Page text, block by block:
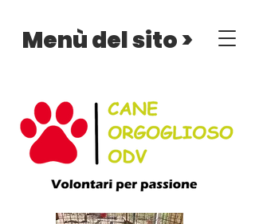
Menù del sito >